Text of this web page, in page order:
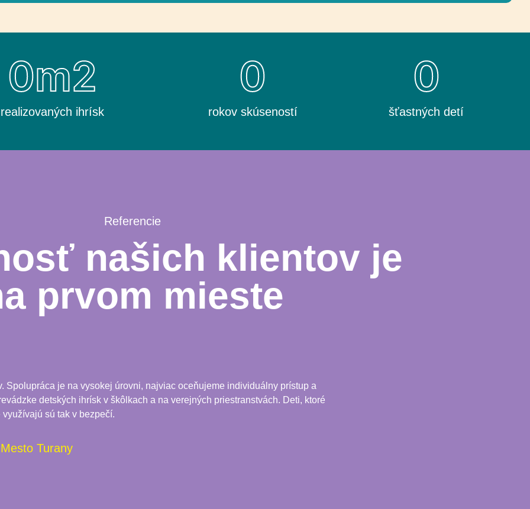
realizovaných ihrísk
0m2
rokov skúseností
0
šťastných detí
0
Referencie
našich klientov je
prvom mieste
je na vysokej úrovni, najviac oceňujeme individuálny prístup a
detských ihrísk v škôlkach a na verejných priestranstvách. Deti, ktoré
sú tak v bezpečí.
Mesto Turany